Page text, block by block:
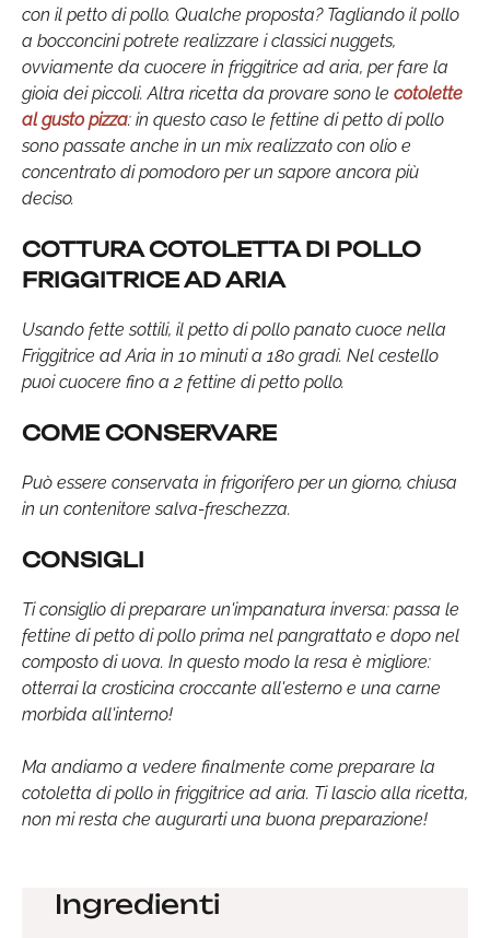
con il petto di pollo. Qualche proposta? Tagliando il pollo
a bocconcini potrete realizzare i classici nuggets,
ovviamente da cuocere in friggitrice ad aria, per fare la
gioia dei piccoli. Altra ricetta da provare sono le cotolette
al gusto pizza: in questo caso le fettine di petto di pollo
sono passate anche in un mix realizzato con olio e
concentrato di pomodoro per un sapore ancora più
deciso.
COTTURA COTOLETTA DI POLLO
FRIGGITRICE AD ARIA
Usando fette sottili, il petto di pollo panato cuoce nella
Friggitrice ad Aria in 10 minuti a 180 gradi. Nel cestello
puoi cuocere fino a 2 fettine di petto pollo.
COME CONSERVARE
Può essere conservata in frigorifero per un giorno, chiusa
in un contenitore salva-freschezza.
CONSIGLI
Ti consiglio di preparare un'impanatura inversa: passa le
fettine di petto di pollo prima nel pangrattato e dopo nel
composto di uova. In questo modo la resa è migliore:
otterrai la crosticina croccante all'esterno e una carne
morbida all'interno!
Ma andiamo a vedere finalmente come preparare la
cotoletta di pollo in friggitrice ad aria. Ti lascio alla ricetta,
non mi resta che augurarti una buona preparazione!
Ingredienti